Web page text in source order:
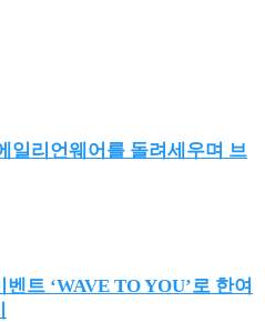
일리언웨어를 돌려세우며 브
트 ‘WAVE TO YOU’로 한여